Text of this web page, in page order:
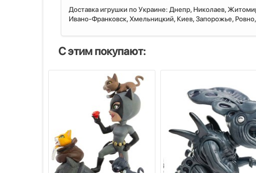
Доставка игрушки по Украине: Днепр, Николаев,
Ивано-Франковск, Хмельницкий, Киев, Запорожье,
С этим покупают: